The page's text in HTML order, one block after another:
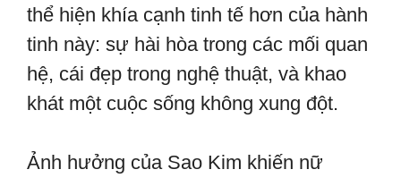
thể hiện khía cạnh tinh tế hơn của hành
tinh này: sự hài hòa trong các mối quan
hệ, cái đẹp trong nghệ thuật, và khao
khát một cuộc sống không xung đột.
Ảnh hưởng của Sao Kim khiến nữ